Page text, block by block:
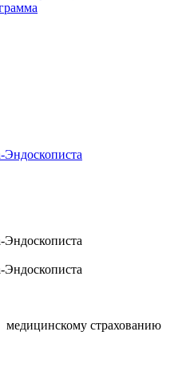
Эндоскописта
Эндоскописта
Эндоскописта
страхованию